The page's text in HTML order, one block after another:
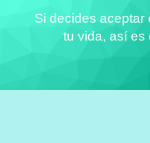
Si decides aceptar
tu vida, así es